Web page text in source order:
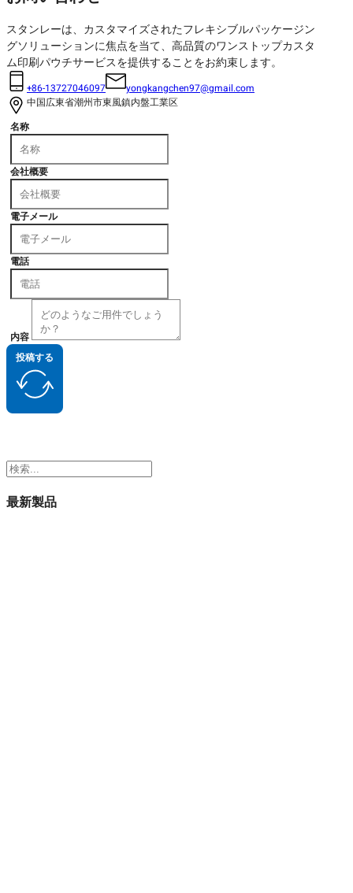
スタンレーは、カスタマイズされたフレキシブルパッケージン
グソリューションに焦点を当て、高品質のワンストップカスタ
ム印刷パウチサービスを提供することをお約束します。
+86-13727046097
yongkangchen97@gmail.com
中国広東省潮州市東風鎮内盤工業区
名称
会社概要
電子メール
電話
内容
投稿する
検
索
最新製品